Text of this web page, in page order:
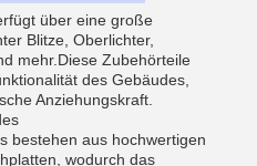
über eine große
Blitze, Oberlichter,
mehr.Diese Zubehörteile
des Gebäudes,
Anziehungskraft.
bestehen aus hochwertigen
wodurch das